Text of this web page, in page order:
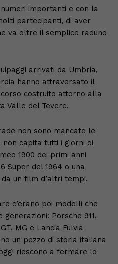
importanti e con la
partecipanti, di aver
va oltre il semplice raduno
arrivati da Umbria,
hanno attraversato il
costruito attorno alla
Valle del Tevere.
non sono mancate le
capita tutti i giorni di
1900 dei primi anni
Super del 1964 o una
un film d’altri tempi.
c’erano poi modelli che
Porsche 911,
MG e Lancia Fulvia
un pezzo di storia italiana
riescono a fermare lo